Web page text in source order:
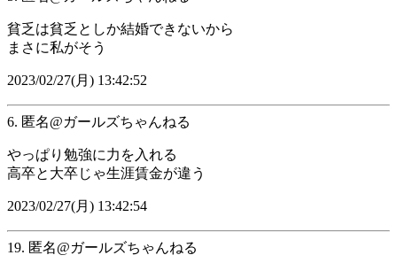
貧乏は貧乏としか結婚できないから
まさに私がそう
2023/02/27(月) 13:42:52
6. 匿名@ガールズちゃんねる
やっぱり勉強に力を入れる
高卒と大卒じゃ生涯賃金が違う
2023/02/27(月) 13:42:54
19. 匿名@ガールズちゃんねる